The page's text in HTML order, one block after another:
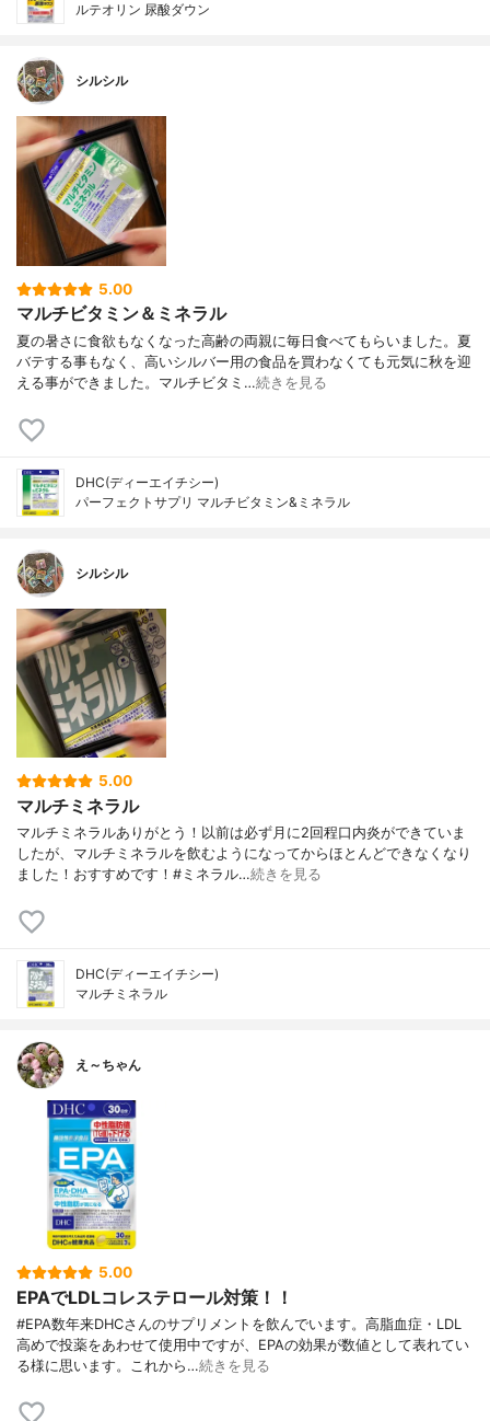
ルテオリン 尿酸ダウン
シルシル
5.00
マルチビタミン＆ミネラル
夏の暑さに食欲もなくなった高齢の両親に毎日食べてもらいました。夏
バテする事もなく、高いシルバー用の食品を買わなくても元気に秋を迎
える事ができました。マルチビタミ…続きを見る
DHC(ディーエイチシー)
パーフェクトサプリ マルチビタミン&ミネラル
シルシル
5.00
マルチミネラル
マルチミネラルありがとう！以前は必ず月に2回程口内炎ができていま
したが、マルチミネラルを飲むようになってからほとんどできなくなり
ました！おすすめです！#ミネラル…続きを見る
DHC(ディーエイチシー)
マルチミネラル
え～ちゃん
5.00
EPAでLDLコレステロール対策！！
#EPA数年来DHCさんのサプリメントを飲んでいます。高脂血症・LDL
高めで投薬をあわせて使用中ですが、EPAの効果が数値として表れてい
る様に思います。これから…続きを見る